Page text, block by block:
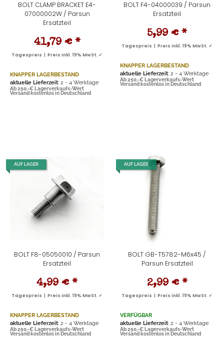
BOLT CLAMP BRACKET E4-
07000002W / Parsun
Ersatzteil
41,79 € *
Tagespreis | Preis inkl. 19% MwSt. ✓
KNAPPER LAGERBESTAND
aktuelle Lieferzeit: 2 - 4 Werktage
Ab 250,-€ Lagerverkaufs-Wert
Versand kostenlos in Deutschland
BOLT F4-04000039 / Parsun
Ersatzteil
5,99 € *
Tagespreis | Preis inkl. 19% MwSt. ✓
KNAPPER LAGERBESTAND
aktuelle Lieferzeit: 2 - 4 Werktage
Ab 250,-€ Lagerverkaufs-Wert
Versand kostenlos in Deutschland
AUF LAGER
BOLT F8-05050010 / Parsun
Ersatzteil
4,99 € *
Tagespreis | Preis inkl. 19% MwSt. ✓
KNAPPER LAGERBESTAND
aktuelle Lieferzeit: 2 - 4 Werktage
Ab 250,-€ Lagerverkaufs-Wert
Versand kostenlos in Deutschland
AUF LAGER
BOLT GB-T5782-M6x45 /
Parsun Ersatzteil
2,99 € *
Tagespreis | Preis inkl. 19% MwSt. ✓
VERFÜGBAR
aktuelle Lieferzeit: 2 - 4 Werktage
Ab 250,-€ Lagerverkaufs-Wert
Versand kostenlos in Deutschland